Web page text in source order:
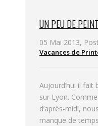
UN PEU DE
05 Mai 2013,
Vacances de
Aujourd’hui il fait
sur Lyon.
d’après-midi,
manque de